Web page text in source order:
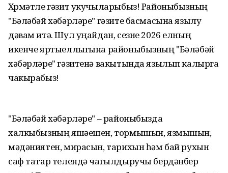
Хөрмәтле гәзит укучыларыбыз! Районыбызның
"Бәләбәй хәбәрләре" гәзите басмасына язылу
дәвам итә. Шул уңайдан, сезне 2026 елның
икенче яртыеллыгына районыбызның "Бәләбәй
хәбәрләре" гәзитенә вакытында язылып калырга
чакырабыз!
"Бәләбәй хәбәрләре" – районыбызда
халкыбызның яшәешен, тормышын, язмышын,
мәдәниятен, мирасын, тарихын һәм бай рухын
саф татар телендә чагылдыручы бердәнбер